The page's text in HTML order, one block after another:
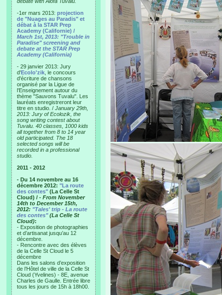
-1er mars 2013: projection
de "Nuages au Paradis" et
débat à la STAR Prep
Academy (Californie) /
March 1st, 2013: "Trouble in
Paradise" screening and
debate at the STAR Prep
Academy (California)
- 29 janvier 2013: Jury
d'Ecolo'zik , le concours
d'écriture de chansons
organisé par la Ligue de
l'Enseignement autour du
thème "Sauvons Tuvalu". Les
lauréats enregistreront leur
titre en studio. / January 29th,
2013: Jury of Ecolozik, the
song writing contest about
Tuvalu. 40 classes, 1000 kids
all together from 8 to 14 year
old participated. The 18
selected songs will be
recorded in a professional
studio.
2011 - 2012
- Du 14 novembre au 16
décembre 2012: "La route
des contes" (La Celle St
Cloud) / - From November
14th to December 15th,
2012: "Tales' trip - La route
des contes"(La Celle St
Cloud):
- Exposition de photographies
et d’artisanat jusqu’au 12
décembre.
- Rencontre avec des élèves
de la Celle St Cloud le 5
décembre
Dans les salons d’exposition
de l’Hôtel de ville de la Celle St
Cloud (Yvelines) - 8E, avenue
Charles de Gaulle. Entrée libre
tous les jours de 15h à 18h00.